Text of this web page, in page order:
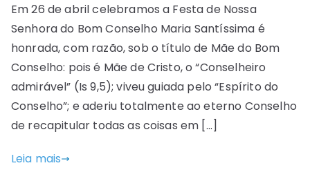
Em 26 de abril celebramos a Festa de Nossa
Senhora do Bom Conselho Maria Santíssima é
honrada, com razão, sob o título de Mãe do Bom
Conselho: pois é Mãe de Cristo, o “Conselheiro
admirável” (Is 9,5); viveu guiada pelo “Espírito do
Conselho”; e aderiu totalmente ao eterno Conselho
de recapitular todas as coisas em […]
Leia mais